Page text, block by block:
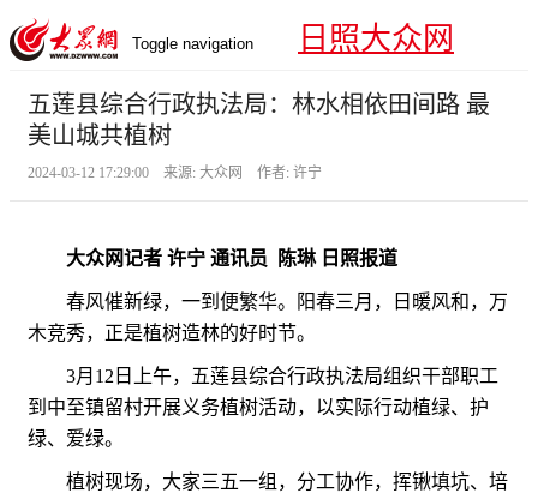
Toggle navigation 日照大众网
五莲县综合行政执法局：林水相依田间路 最
美山城共植树
2024-03-12 17:29:00 来源: 大众网 作者: 许宁
大众网记者 许宁 通讯员 陈琳 日照报道
春风催新绿，一到便繁华。阳春三月，日暖风和，万
木竞秀，正是植树造林的好时节。
3月12日上午，五莲县综合行政执法局组织干部职工
到中至镇留村开展义务植树活动，以实际行动植绿、护
绿、爱绿。
植树现场，大家三五一组，分工协作，挥锹填坑、培